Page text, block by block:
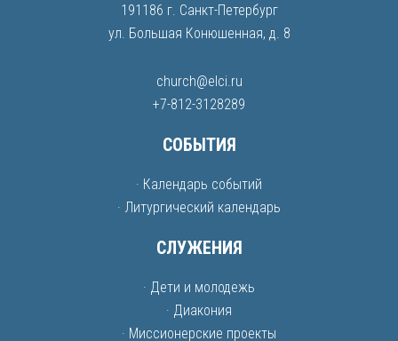
191186 г. Санкт-Петербург
ул. Большая Конюшенная, д. 8
church@elci.ru
+7-812-3128289
СОБЫТИЯ
· Календарь событий
· Литургический календарь
СЛУЖЕНИЯ
· Дети и молодежь
· Диакония
· Миссионерские проекты